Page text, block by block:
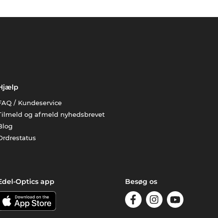
/ Kundeservice
og afmeld nyhedsbrevet
Optics app Besøg os